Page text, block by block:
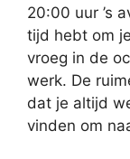
20:00 uur ’s
tijd hebt om
vroeg in de
werk. De
dat je altijd
vinden om